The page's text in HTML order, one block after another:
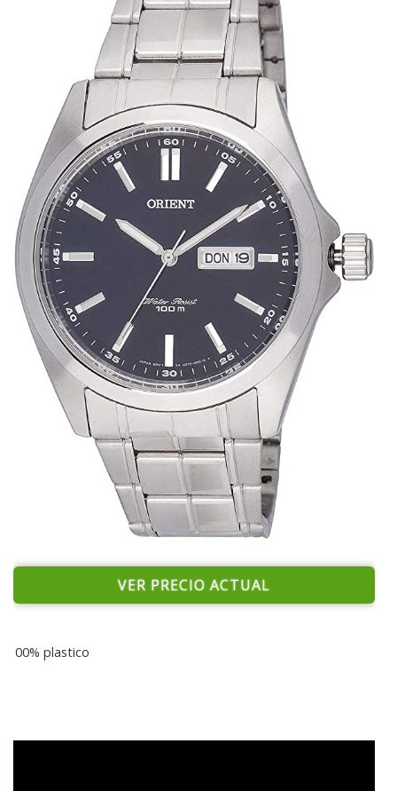
VER PRECIO ACTUAL
100% plastico